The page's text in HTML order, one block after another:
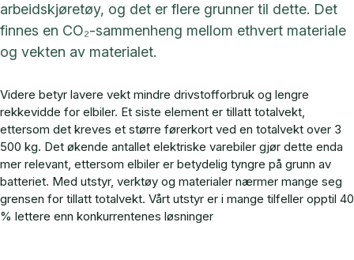
arbeidskjøretøy, og det er flere grunner til dette. Det
finnes en CO₂-sammenheng mellom ethvert materiale
og vekten av materialet.
Videre betyr lavere vekt mindre drivstofforbruk og lengre
rekkevidde for elbiler. Et siste element er tillatt totalvekt,
ettersom det kreves et større førerkort ved en totalvekt over 3
500 kg. Det økende antallet elektriske varebiler gjør dette enda
mer relevant, ettersom elbiler er betydelig tyngre på grunn av
batteriet. Med utstyr, verktøy og materialer nærmer mange seg
grensen for tillatt totalvekt. Vårt utstyr er i mange tilfeller opptil 40
% lettere enn konkurrentenes løsninger